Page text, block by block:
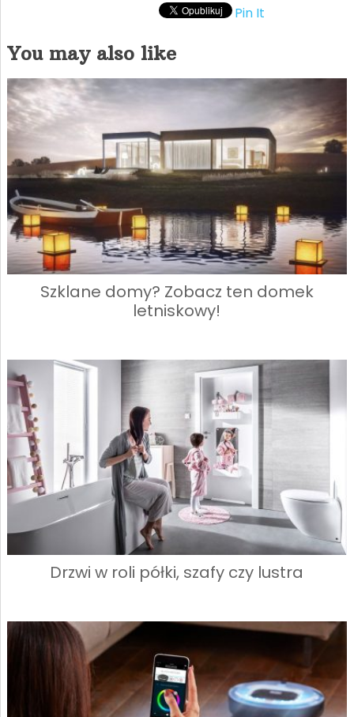
Pin It
You may also like
Szklane domy? Zobacz ten domek
letniskowy!
Drzwi w roli półki, szafy czy lustra